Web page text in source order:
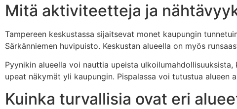
Mitä aktiviteetteja ja
Tampereen keskustassa sijaitsevat monet kaupungin
Särkänniemen huvipuisto. Keskustan alueella on myös
Pyynikin alueella voi nauttia upeista
upeat näkymät yli kaupungin. Pispalassa voi tutustua
Kuinka turvallisia ovat eri